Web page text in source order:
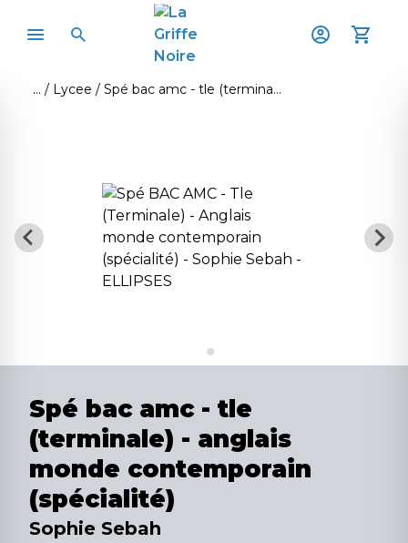
Lycee Spé bac amc - tle (terminale) - anglais monde contemporain (spécialité)
Spé bac amc - tle
(terminale) - anglais
monde contemporain
(spécialité)
Sophie Sebah